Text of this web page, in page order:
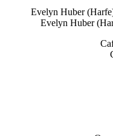
Evelyn Huber